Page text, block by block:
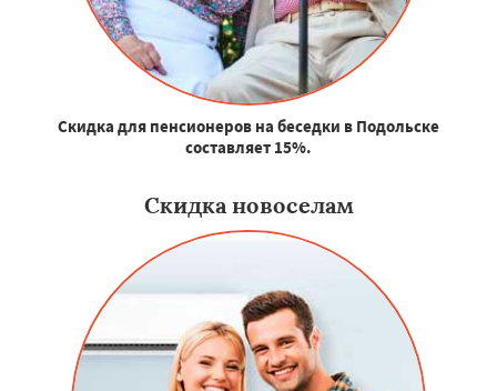
Скидка для пенсионеров на беседки в Подольске
составляет 15%.
Скидка новоселам